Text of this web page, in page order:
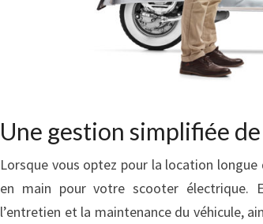
Une gestion simplifiée
Lorsque vous optez pour la location
en main pour votre scooter électrique.
l’entretien et la maintenance du véhicule,